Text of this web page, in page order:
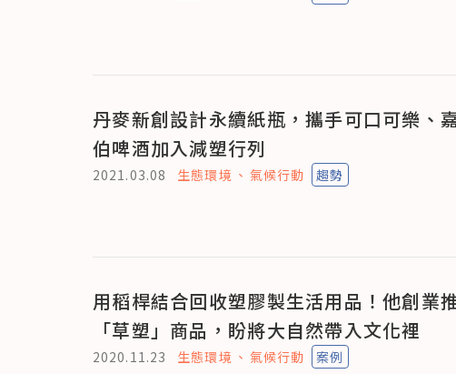
丹麥新創設計永續紙瓶，攜手可口可樂、
伯啤酒加入減塑行列
2021.03.08 生態環境 氣候行動 趨勢
用稻桿結合回收塑膠製生活用品！他創業
「草塑」商品，盼將大自然帶入文化裡
2020.11.23 生態環境 氣候行動 案例